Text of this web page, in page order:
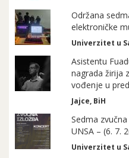
Održana
elektroničke
Univerzitet u
Asistentu
nagrada žirija
vođenje u
Jajce, BiH
Sedma
UNSA – (6. 7.
Univerzitet u